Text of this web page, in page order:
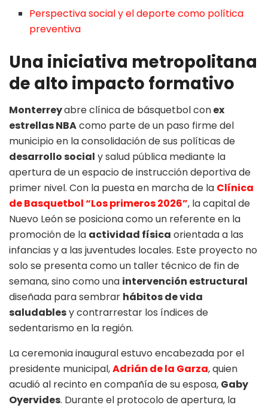
Perspectiva social y el deporte como política
preventiva
Una iniciativa metropolitana
de alto impacto formativo
Monterreyabre clínica de básquetbol conex
estrellas NBAcomo parte de un paso firme del
municipio en la consolidación de sus políticas de
desarrollo social y salud pública mediante la
apertura de un espacio de instrucción deportiva de
primer nivel. Con la puesta en marcha de la Clínica
de Basquetbol “Los primeros 2026”, la capital de
Nuevo León se posiciona como un referente en la
promoción de la actividad física orientada a las
infancias y a las juventudes locales. Este proyecto no
solo se presenta como un taller técnico de fin de
semana, sino como una intervención estructural
diseñada para sembrar hábitos de vida
saludablesy contrarrestar los índices de
sedentarismo en la región.
La ceremonia inaugural estuvo encabezada por el
presidente municipal,Adrián de la Garza, quien
acudió al recinto en compañía de su esposa, Gaby
Oyervides. Durante el protocolo de apertura, la